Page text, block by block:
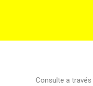
Consulte a